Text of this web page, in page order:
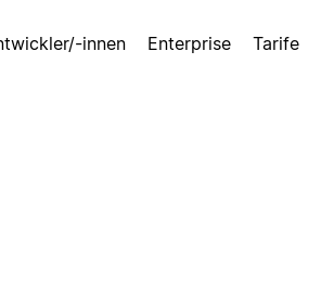
innen Enterprise Tarife